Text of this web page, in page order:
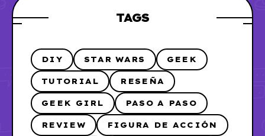
TAGS
DIY STAR WARS GEEK
TUTORIAL RESEÑA
GEEK GIRL PASO A PASO
REVIEW FIGURA DE ACCIÓN